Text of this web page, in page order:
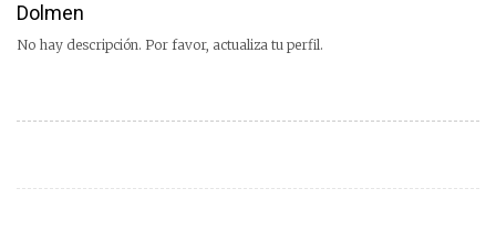
Dolmen
No hay descripción. Por favor, actualiza tu perfil.